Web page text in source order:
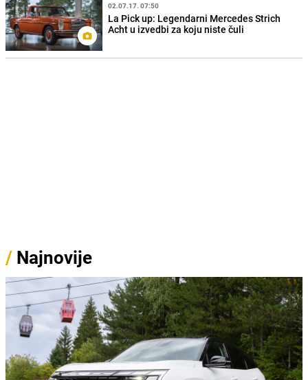
02.07.17. 07:50
La Pick up: Legendarni Mercedes Strich
Acht u izvedbi za koju niste čuli
/ Najnovije